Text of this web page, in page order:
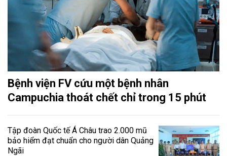
Bệnh viện FV cứu một bệnh nhân
Campuchia thoát chết chỉ trong 15 phút
Tập đoàn Quốc tế Á Châu trao 2.000 mũ
bảo hiểm đạt chuẩn cho người dân Quảng
Ngãi